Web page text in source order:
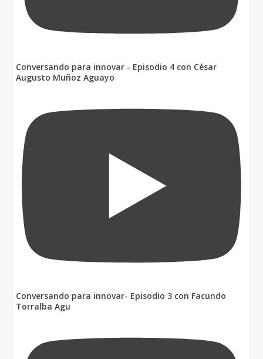
Conversando para innovar - Episodio 4 con César
Augusto Muñoz Aguayo
Conversando para innovar- Episodio 3 con Facundo
Torralba Agu